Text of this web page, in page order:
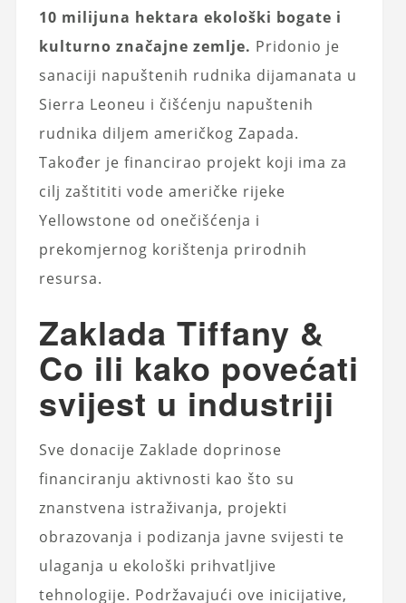
10 milijuna hektara ekološki bogate i
kulturno značajne zemlje. Pridonio je
sanaciji napuštenih rudnika dijamanata u
Sierra Leoneu i čišćenju napuštenih
rudnika diljem američkog Zapada.
Također je financirao projekt koji ima za
cilj zaštititi vode američke rijeke
Yellowstone od onečišćenja i
prekomjernog korištenja prirodnih
resursa.
Zaklada Tiffany &
Co ili kako povećati
svijest u industriji
Sve donacije Zaklade doprinose
financiranju aktivnosti kao što su
znanstvena istraživanja, projekti
obrazovanja i podizanja javne svijesti te
ulaganja u ekološki prihvatljive
tehnologije. Podržavajući ove inicijative,